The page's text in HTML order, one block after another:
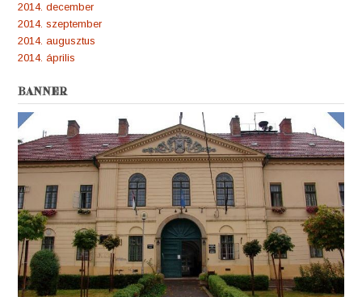
2014. december
2014. szeptember
2014. augusztus
2014. április
BANNER